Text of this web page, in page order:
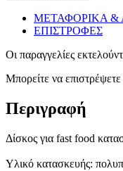
ΜΕΤΑΦΟΡΙΚΑ &
ΕΠΙΣΤΡΟΦΕΣ
Οι παραγγελίες
Μπορείτε να
Περιγραφή
Δίσκος για fast food
Υλικό κατασκευής: